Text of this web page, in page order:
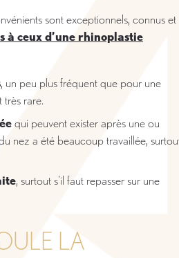
sont exceptionnels, connus et
à ceux d’une rhinoplastie
, un peu plus fréquent que pour une
très rare.
qui peuvent exister après une ou
nez a été beaucoup travaillée,
, surtout s'il faut repasser sur une
LA